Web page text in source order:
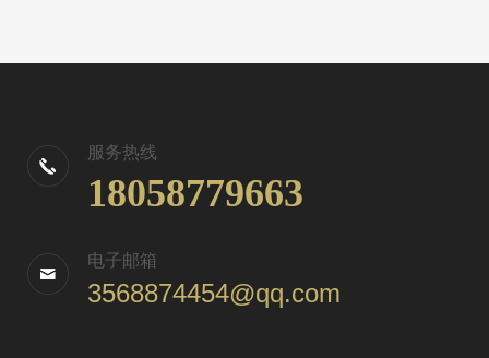
服务热线
18058779663
电子邮箱
3568874454@qq.com